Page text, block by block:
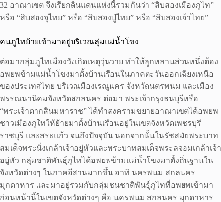
32 อาณาเขต จึงเรียกดินแดนแห่งนี้รวมกันว่า “สิบสองเมืองภูไท”
หรือ “สิบสองจุไทย” หรือ “สิบสองปู่ไทย” หรือ “สิบสองเจ้าไทย”
คนภูไทย้ายเข้ามาอยู่บริเวณลุ่มแม่น้ำโขง
ต่อมากลุ่มภูไทเมืองวังเกิดเหตุวุ่นวาย ทำให้ลูกหลานส่วนหนึ่งต้อง
อพยพข้ามแม่น้ำโขงมาตั้งบ้านเรือนในภาคตะวันออกเฉียงเหนือ
ของประเทศไทย บริเวณมืองเรณูนคร จังหวัดนตรพนม และเมือง
พรรณนานิคมจังหวัดสกลนคร ต่อมา พระเจ้ากรุงธนบุรีหรือ
“พระเจ้าตากสินมหาราช” ได้ทำสงครามขยายอาณาเขตได้อพยพ
ชาวเมืองภูใทให้ย้ายมาตั้งบ้านเรือนอยู่ในเขตจังหวัดเพชรบุรี
ราชบุรี และสระแก้ว จนถึงปัจจุบัน นอกจากนั้นในรัชสมัยพระบาท
สมเด็จพระนั่งเกล้าเจ้าอยู่หัวและพระบาทสมเด็จพระลจอมเกล้าเจ้า
อยู่หัว กลุ่มชาติพันธุ์ภูไทได้อพยพข้ามแม่น้ำโขงมาตั้งถิ่นฐานใน
จังหวัดต่างๆ ในภาคอีสานมากขึ้น อาทิ นครพนม สกลนคร
มุกดาหาร และมาอยู่รวมกับกลุ่มชนชาติพันธุ์ภูไทที่อพยพเข้ามา
ก่อนหน้านี้ในเขตจังหวัดต่างๆ คือ นครพนม สกลนคร มุกดาหาร